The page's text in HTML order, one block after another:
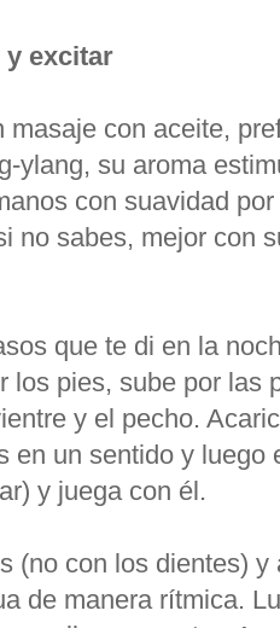
y excitar
masaje con aceite,
ylang, su aroma
con suavidad
no sabes, mejor con
que te di en la
los pies, sube por las
y el pecho.
en un sentido y luego
y juega con él.
(no con los dientes)
de manera rítmica.